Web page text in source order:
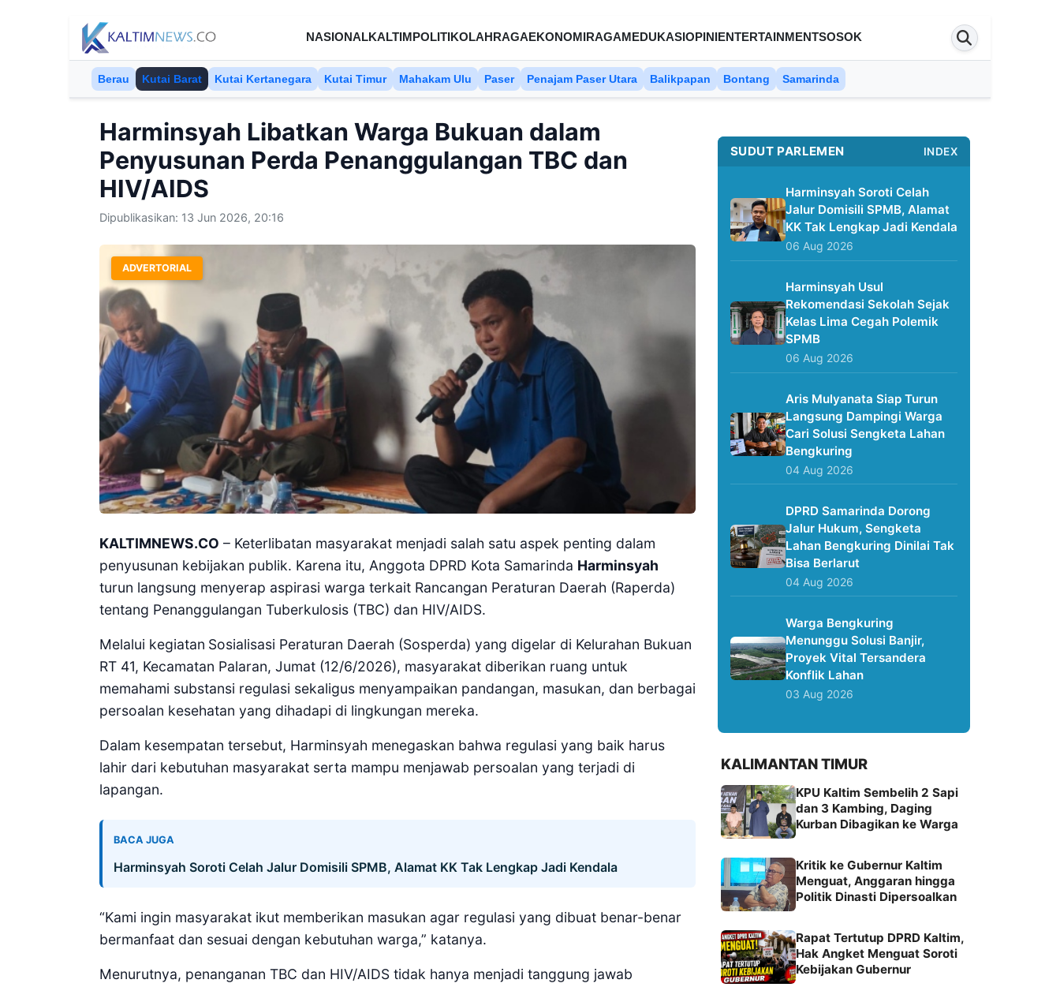
Skip to content
NASIONALKALTIMPOLITIKOLAHRAGAEKONOMIRAGAMEDUKASIOPINIENTERTAINMENTSOSOK
Berau Kutai Barat Kutai Kertanegara Kutai Timur Mahakam Ulu Paser Penajam Paser Utara Balikpapan Bontang Samarinda
Harminsyah Libatkan Warga Bukuan dalam
Penyusunan Perda Penanggulangan TBC dan
HIV/AIDS
Dipublikasikan: 13 Jun 2026, 20:16
ADVERTORIAL
KALTIMNEWS.CO – Keterlibatan masyarakat menjadi salah satu aspek penting dalam
penyusunan kebijakan publik. Karena itu, Anggota DPRD Kota Samarinda Harminsyah
turun langsung menyerap aspirasi warga terkait Rancangan Peraturan Daerah (Raperda)
tentang Penanggulangan Tuberkulosis (TBC) dan HIV/AIDS.
Melalui kegiatan Sosialisasi Peraturan Daerah (Sosperda) yang digelar di Kelurahan Bukuan
RT 41, Kecamatan Palaran, Jumat (12/6/2026), masyarakat diberikan ruang untuk
memahami substansi regulasi sekaligus menyampaikan pandangan, masukan, dan berbagai
persoalan kesehatan yang dihadapi di lingkungan mereka.
Dalam kesempatan tersebut, Harminsyah menegaskan bahwa regulasi yang baik harus
lahir dari kebutuhan masyarakat serta mampu menjawab persoalan yang terjadi di
lapangan.
BACA JUGA
Harminsyah Soroti Celah Jalur Domisili SPMB, Alamat KK Tak Lengkap Jadi Kendala
“Kami ingin masyarakat ikut memberikan masukan agar regulasi yang dibuat benar-benar
bermanfaat dan sesuai dengan kebutuhan warga,” katanya.
Menurutnya, penanganan TBC dan HIV/AIDS tidak hanya menjadi tanggung jawab
SUDUT PARLEMEN INDEX
Harminsyah Soroti Celah
Jalur Domisili SPMB, Alamat
KK Tak Lengkap Jadi Kendala
06 Aug 2026
Harminsyah Usul
Rekomendasi Sekolah Sejak
Kelas Lima Cegah Polemik
SPMB
06 Aug 2026
Aris Mulyanata Siap Turun
Langsung Dampingi Warga
Cari Solusi Sengketa Lahan
Bengkuring
04 Aug 2026
DPRD Samarinda Dorong
Jalur Hukum, Sengketa
Lahan Bengkuring Dinilai Tak
Bisa Berlarut
04 Aug 2026
Warga Bengkuring
Menunggu Solusi Banjir,
Proyek Vital Tersandera
Konflik Lahan
03 Aug 2026
KALIMANTAN TIMUR
KPU Kaltim Sembelih 2 Sapi
dan 3 Kambing, Daging
Kurban Dibagikan ke Warga
Kritik ke Gubernur Kaltim
Menguat, Anggaran hingga
Politik Dinasti Dipersoalkan
Rapat Tertutup DPRD Kaltim,
Hak Angket Menguat Soroti
Kebijakan Gubernur